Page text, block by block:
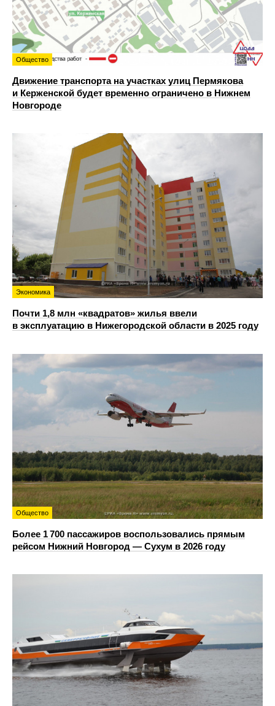
Общество
Движение транспорта на участках улиц Пермякова
и Керженской будет временно ограничено в Нижнем
Новгороде
Экономика
Почти 1,8 млн «квадратов» жилья ввели
в эксплуатацию в Нижегородской области в 2025 году
Общество
Более 1 700 пассажиров воспользовались прямым
рейсом Нижний Новгород — Сухум в 2026 году